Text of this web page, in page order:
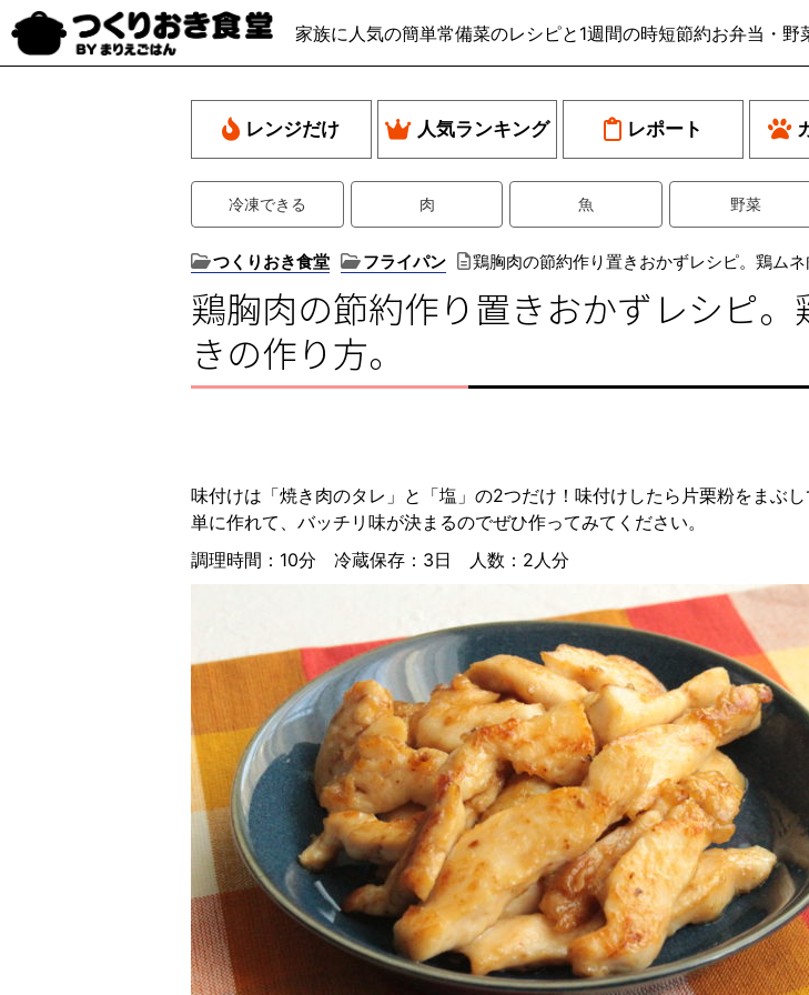
家族に人気の簡単常備菜のレシピと1週間の時短節約お弁当・野
レンジだけ 人気ランキング レポート
冷凍できる 肉 魚 野菜
つくりおき食堂 フライパン 鶏胸肉の節約作り置きおかずレシピ。鶏ム
鶏胸肉の節約作り置きおかずレシピ
きの作り方。
味付けは「焼き肉のタレ」と「塩」の2つだけ！味付けしたら片栗粉をまぶ
単に作れて、バッチリ味が決まるのでぜひ作ってみてください。
調理時間：10分 冷蔵保存：3日 人数：2人分